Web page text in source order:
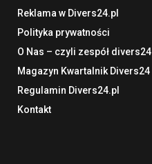
Reklama w Divers24.pl
Polityka prywatności
O Nas – czyli zespół divers24
Magazyn Kwartalnik Divers24
Regulamin Divers24.pl
Kontakt